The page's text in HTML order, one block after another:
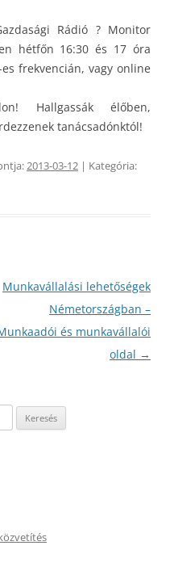
Rádió ? Monitor
hétfőn 16:30 és 17 óra
frekvencián, vagy online
Hallgassák élőben,
tanácsadónktól!
2013-03-12 | Kategória:
Munkavállalási lehetőségek
Németországban –
és munkavállalói
oldal →